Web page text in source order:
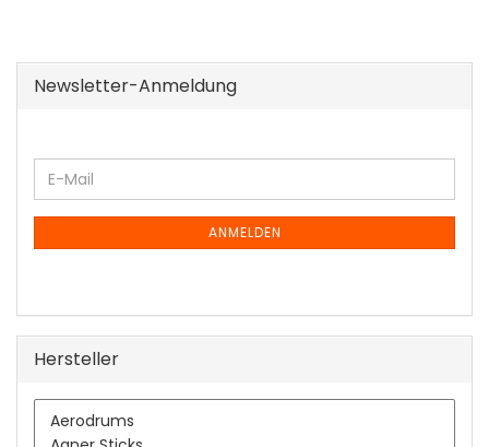
Newsletter-Anmeldung
WEITER
ZUR
NEWSLETTER-
E-
Mail
ANMELDEN
Hersteller